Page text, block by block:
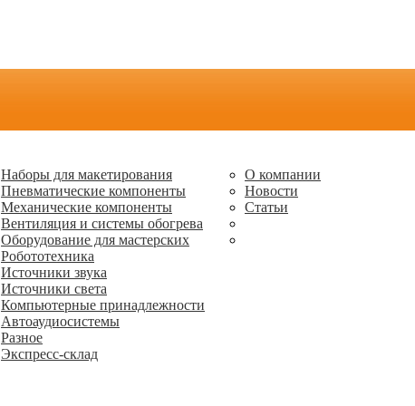
Наборы для макетирования
Пневматические компоненты
Механические компоненты
Вентиляция и системы обогрева
Оборудование для мастерских
Робототехника
Источники звука
Источники света
Компьютерные принадлежности
Автоаудиосистемы
Разное
Экспресс-склад
О компании
Новости
Статьи